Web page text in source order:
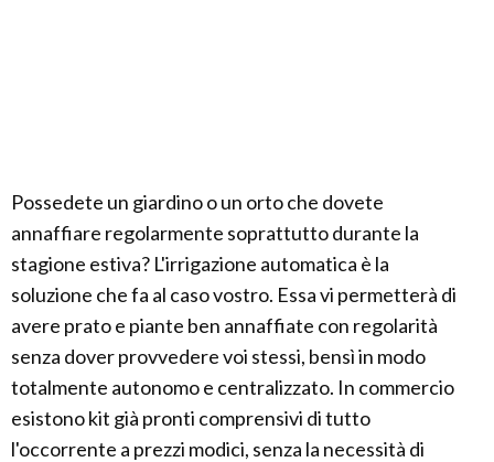
Possedete un giardino o un orto che dovete
annaffiare regolarmente soprattutto durante la
stagione estiva? L'irrigazione automatica è la
soluzione che fa al caso vostro. Essa vi permetterà di
avere prato e piante ben annaffiate con regolarità
senza dover provvedere voi stessi, bensì in modo
totalmente autonomo e centralizzato. In commercio
esistono kit già pronti comprensivi di tutto
l'occorrente a prezzi modici, senza la necessità di